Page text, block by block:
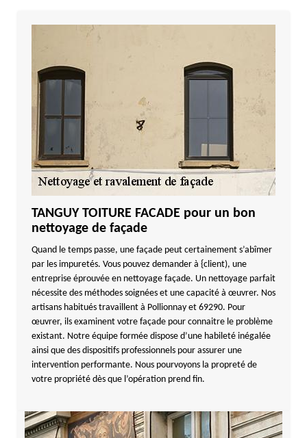
TANGUY TOITURE FACADE pour un bon
nettoyage de façade
Quand le temps passe, une façade peut certainement s’abîmer
par les impuretés. Vous pouvez demander à {client), une
entreprise éprouvée en nettoyage façade. Un nettoyage parfait
nécessite des méthodes soignées et une capacité à œuvrer. Nos
artisans habitués travaillent à Pollionnay et 69290. Pour
œuvrer, ils examinent votre façade pour connaitre le problème
existant. Notre équipe formée dispose d’une habileté inégalée
ainsi que des dispositifs professionnels pour assurer une
intervention performante. Nous pourvoyons la propreté de
votre propriété dès que l’opération prend fin.